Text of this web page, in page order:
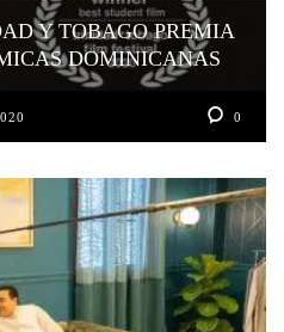
Y TOBAGO PREMIA
DOMINICANAS
0